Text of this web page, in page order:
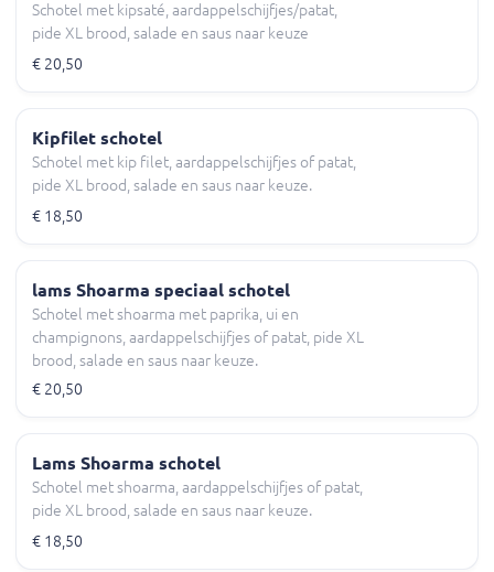
Schotel met kipsaté, aardappelschijfjes/patat,
pide XL brood, salade en saus naar keuze
€ 20,50
Kipfilet schotel
Schotel met kip filet, aardappelschijfjes of patat,
pide XL brood, salade en saus naar keuze.
€ 18,50
lams Shoarma speciaal schotel
Schotel met shoarma met paprika, ui en
champignons, aardappelschijfjes of patat, pide XL
brood, salade en saus naar keuze.
€ 20,50
Lams Shoarma schotel
Schotel met shoarma, aardappelschijfjes of patat,
pide XL brood, salade en saus naar keuze.
€ 18,50